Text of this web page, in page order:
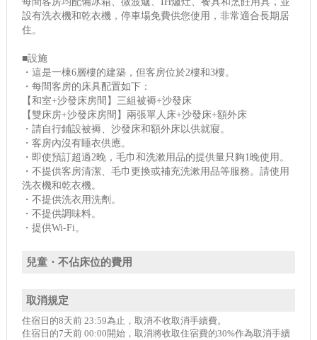
設有洗衣機和乾衣機，停車場免費供您使用，非常適合長期居
住。
■設施
・這是一棟6層樓的建築，但客房位於2樓和3樓。
・每間客房的床具配置如下：
【和室+沙發床房間】三組被褥+沙發床
【雙床房+沙發床房間】兩張單人床+沙發床+額外床
・請自行鋪設被褥、沙發床和額外床以供就寢。
・客房內沒有睡衣供應。
・即使預訂超過2晚，毛巾和洗漱用品的提供量只夠1晚使用。
・不提供客房清潔、毛巾更換或補充洗漱用品等服務。請使用
洗衣機和乾衣機。
・不提供洗衣用洗劑。
・不提供調味料。
・提供Wi-Fi。
兒童・不佔床位的費用
取消規定
住宿日的8天前 23:59為止，取消不收取消手續費。
住宿日的7天前 00:00開始，取消將收取住宿費的30%作為取消手續